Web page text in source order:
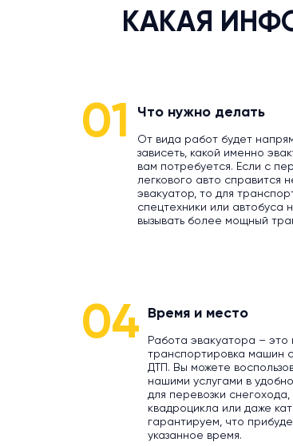
КАКАЯ
01 Что нужно делать
От вида работ будет
зависеть, какой именно
вам потребуется. Если с
легкового авто справится
эвакуатор, то для
спецтехники или автобуса
вызывать более мощный
04 Время и место
Работа эвакуатора – это
транспортировка машин
ДТП. Вы можете
нашими услугами в
для перевозки снегохода,
квадроцикла или даже
гарантируем, что
указанное время.